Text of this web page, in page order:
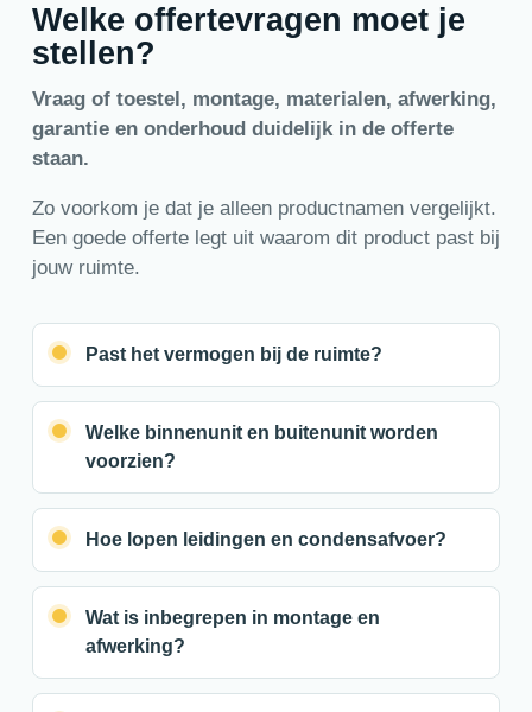
Welke offertevragen moet je
stellen?
Vraag of toestel, montage, materialen, afwerking,
garantie en onderhoud duidelijk in de offerte
staan.
Zo voorkom je dat je alleen productnamen vergelijkt.
Een goede offerte legt uit waarom dit product past bij
jouw ruimte.
Past het vermogen bij de ruimte?
Welke binnenunit en buitenunit worden
voorzien?
Hoe lopen leidingen en condensafvoer?
Wat is inbegrepen in montage en
afwerking?